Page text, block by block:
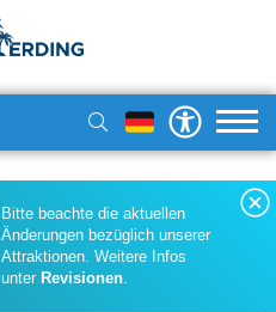
Bitte beachte die aktuellen
Änderungen bezüglich unserer
Attraktionen. Weitere Infos
unter Revisionen.